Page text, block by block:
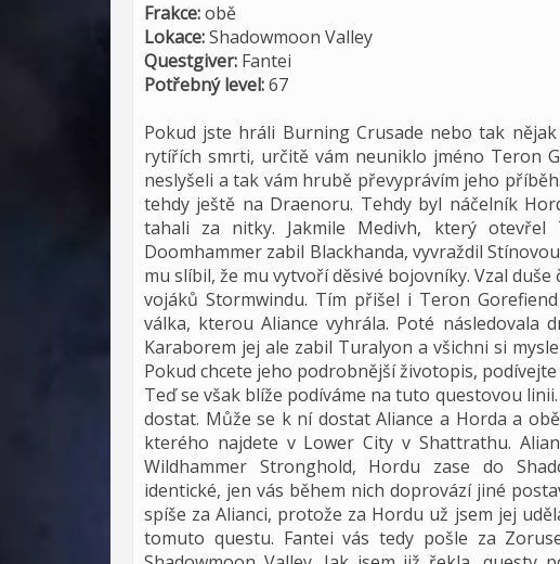
Frakce:obě
Lokace:Shadowmoon Valley
Questgiver: Fantei
Potřebný level:67
Pokud jste hráli Burning Crusade nebo tak
rytířích smrti, určitě vám neuniklo jméno Teron
neslyšeli a tak vám hrubě převyprávím jeho
tehdy ještě na Draenoru. Tehdy byl náčelník
tahali za nitky. Jakmile Medivh, který otevřel
Doomhammer zabil Blackhanda, vyvraždil
mu slíbil, že mu vytvoří děsivé bojovníky. Vzal
vojáků Stormwindu. Tím přišel i Teron
válka, kterou Aliance vyhrála. Poté následovala
Karaborem jej ale zabil Turalyon a všichni si
Pokud chcete jeho podrobnější životopis,
Teď se však blíže podíváme na tuto questovou
dostat. Může se k ní dostat Aliance a Horda a
kterého najdete v Lower City v Shattrathu.
Wildhammer Stronghold, Hordu zase do
identické, jen vás během nich doprovází jiné
spíše za Alianci, protože za Hordu už jsem jej
tomuto questu. Fantei vás tedy pošle za